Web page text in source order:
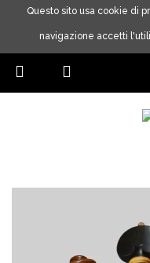
Questo sito usa cookie di
navigazione accetti